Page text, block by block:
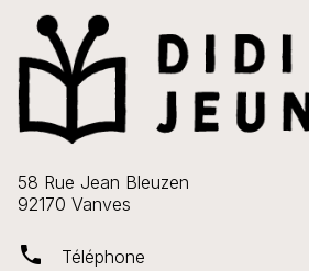
58 Rue Jean Bleuzen
92170 Vanves
phone Téléphone